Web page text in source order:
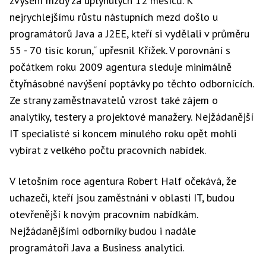
nejrychlejšímu růstu nástupních mezd došlo u
programátorů Java a J2EE, kteří si vydělali v průměru
55 - 70 tisíc korun,“ upřesnil Křížek. V porovnání s
počátkem roku 2009 agentura sleduje minimálně
čtyřnásobné navýšení poptávky po těchto odbornících.
Ze strany zaměstnavatelů vzrost také zájem o
analytiky, testery a projektové manažery. Nejžádanější
IT specialisté si koncem minulého roku opět mohli
vybírat z velkého počtu pracovních nabídek.
V letošním roce agentura Robert Half očekává, že
uchazeči, kteří jsou zaměstnáni v oblasti IT, budou
otevřenější k novým pracovním nabídkám.
Nejžádanějšími odborníky budou i nadále
programátoři Java a Business analytici.